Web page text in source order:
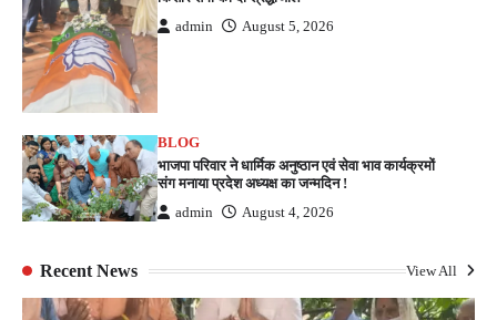
admin August 5, 2026
BLOG
भाजपा परिवार ने धार्मिक अनुष्ठान एवं सेवा भाव कार्यक्रमों
संग मनाया प्रदेश अध्यक्ष का जन्मदिन !
admin August 4, 2026
Recent News View All